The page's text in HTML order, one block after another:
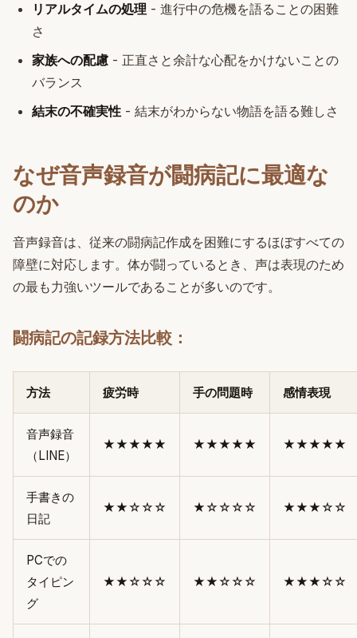
リアルタイムの処理 - 進行中の危機を語ることの困難
さ
家族への配慮 - 正直さと余計な心配をかけないことの
バランス
結末の不確実性 - 結末がわからない物語を語る難しさ
なぜ音声録音が闘病記に最適な
のか
音声録音は、従来の闘病記作成を困難にするほぼすべての
障壁に対応します。体が闘っているとき、声は表現のため
の最も力強いツールであることが多いのです。
闘病記の記録方法比較：
方法 疲労時 手の問題時 感情表現
音声録音
（LINE）
★★★★★ ★★★★★ ★★★★★
手書きの
日記
★★☆☆☆ ★☆☆☆☆ ★★★☆☆
PCでの
タイピン
グ
★★☆☆☆ ★★☆☆☆ ★★★☆☆